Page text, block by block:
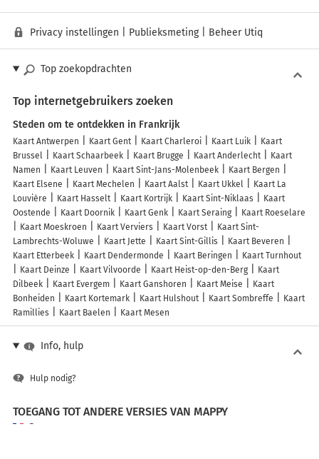
Privacy instellingen Publieksmeting| Beheer Utiq
Top zoekopdrachten
Top internetgebruikers zoeken
Steden om te ontdekken in Frankrijk
Kaart Antwerpen Kaart Gent Kaart Charleroi Kaart Luik
Kaart
Brussel
Kaart Schaarbeek Kaart Brugge Kaart Anderlecht
Kaart
Namen
Kaart Leuven Kaart Sint-Jans-Molenbeek
Kaart Bergen
Kaart Elsene
Kaart Mechelen Kaart Aalst Kaart Ukkel
Kaart La
Louvière
Kaart Hasselt Kaart Kortrijk Kaart Sint-Niklaas
Kaart
Oostende
Kaart Doornik Kaart Genk Kaart Seraing
Kaart Roeselare
Kaart Moeskroen
Kaart Verviers Kaart Vorst
Kaart Sint-
Lambrechts-Woluwe
Kaart Jette Kaart Sint-Gillis
Kaart Beveren
Kaart Etterbeek
Kaart Dendermonde Kaart Beringen
Kaart Turnhout
Kaart Deinze
Kaart Vilvoorde Kaart Heist-op-den-Berg
Kaart
Dilbeek
Kaart Evergem Kaart Ganshoren Kaart Meise
Kaart
Bonheiden
Kaart Kortemark Kaart Hulshout Kaart Sombreffe
Kaart
Ramillies
Kaart Baelen Kaart Mesen
Info, hulp
Hulp nodig?
TOEGANG TOT ANDERE VERSIES VAN MAPPY
France